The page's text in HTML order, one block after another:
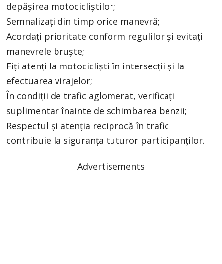
depășirea motocicliștilor;
Semnalizați din timp orice manevră;
Acordați prioritate conform regulilor și evitați
manevrele bruște;
Fiți atenți la motocicliști în intersecții și la
efectuarea virajelor;
În condiții de trafic aglomerat, verificați
suplimentar înainte de schimbarea benzii;
Respectul și atenția reciprocă în trafic
contribuie la siguranța tuturor participanților.
Advertisements